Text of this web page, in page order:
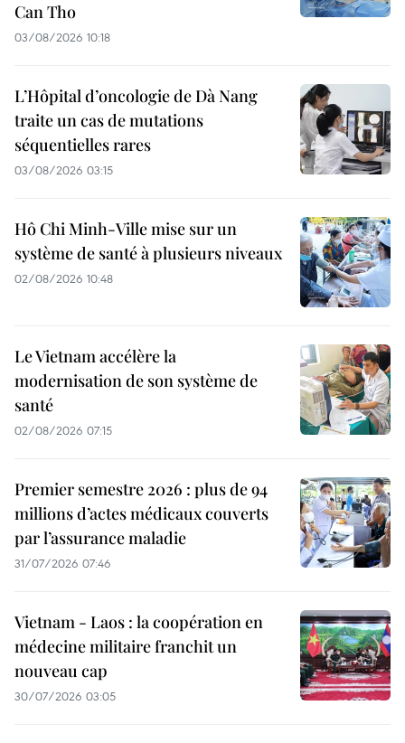
Can Tho
03/08/2026 10:18
L’Hôpital d’oncologie de Dà Nang
traite un cas de mutations
séquentielles rares
03/08/2026 03:15
Hô Chi Minh-Ville mise sur un
système de santé à plusieurs niveaux
02/08/2026 10:48
Le Vietnam accélère la
modernisation de son système de
santé
02/08/2026 07:15
Premier semestre 2026 : plus de 94
millions d’actes médicaux couverts
par l’assurance maladie
31/07/2026 07:46
Vietnam - Laos : la coopération en
médecine militaire franchit un
nouveau cap
30/07/2026 03:05